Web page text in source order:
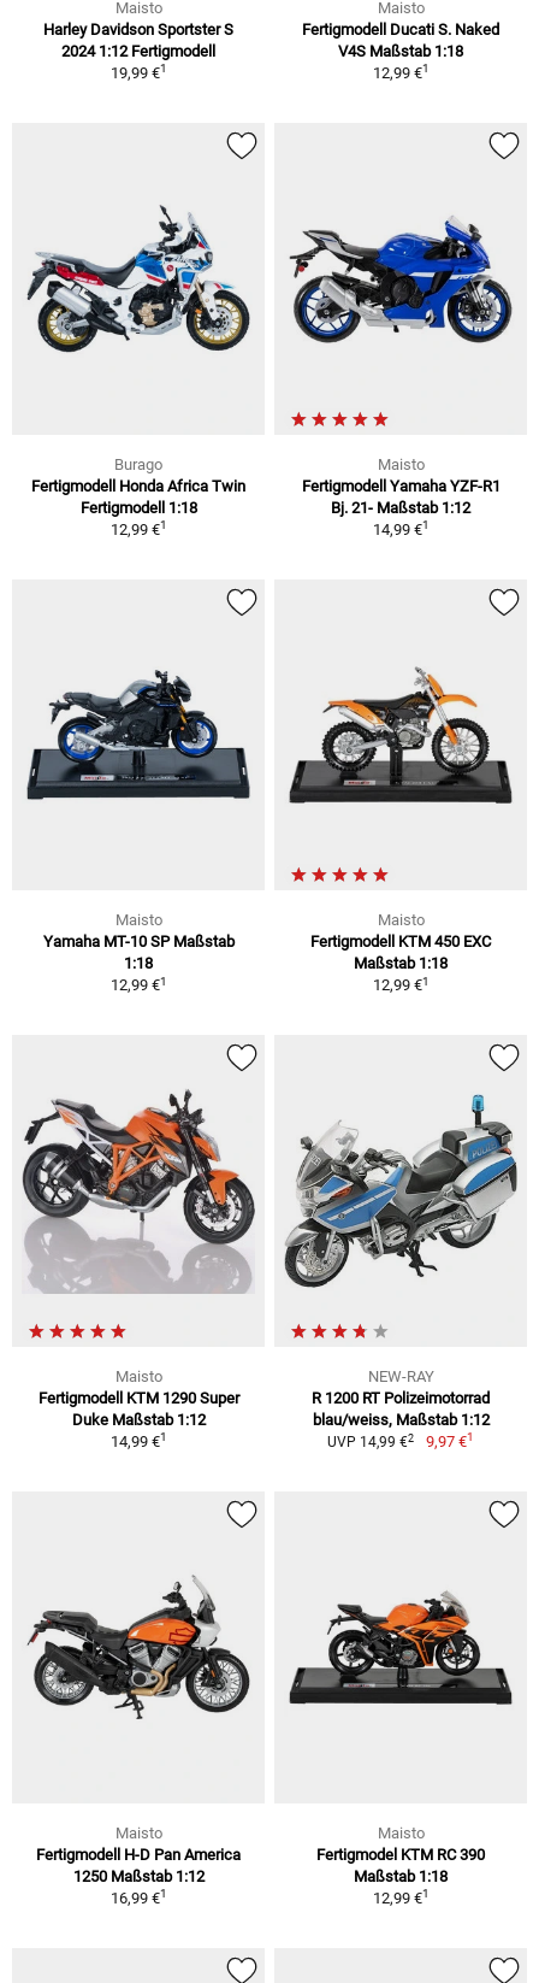
Maisto
Harley Davidson Sportster S
2024 1:12 Fertigmodell
19,99 €1
Maisto
Fertigmodell Ducati S. Naked
V4S Maßstab 1:18
12,99 €1
Burago
Fertigmodell Honda Africa Twin
Fertigmodell 1:18
12,99 €1
Maisto
Fertigmodell Yamaha YZF-R1
Bj. 21- Maßstab 1:12
14,99 €1
Maisto
Yamaha MT-10 SP Maßstab
1:18
12,99 €1
Maisto
Fertigmodell KTM 450 EXC
Maßstab 1:18
12,99 €1
Maisto
Fertigmodell KTM 1290 Super
Duke Maßstab 1:12
14,99 €1
NEW-RAY
R 1200 RT Polizeimotorrad
blau/weiss, Maßstab 1:12
UVP 14,99 €2 9,97 €1
Maisto
Fertigmodell H-D Pan America
1250 Maßstab 1:12
16,99 €1
Maisto
Fertigmodel KTM RC 390
Maßstab 1:18
12,99 €1